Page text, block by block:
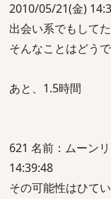
2010/05/21(金)
出会い系でもして
そんなことはどうで
あと、1.5時間
621 名前：ムーン
14:39:48
その可能性はひて